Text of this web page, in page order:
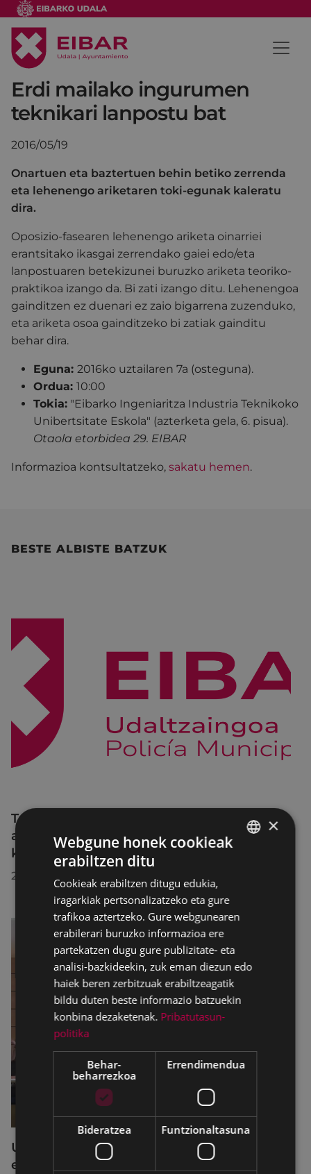
Erdi mailako ingurumen
teknikari lanpostu bat
2016/05/19
Onartuen eta baztertuen behin betiko zerrenda
eta lehenengo ariketaren toki-egunak kaleratu
dira.
Oposizio-fasearen lehenengo ariketa oinarriei
erantsitako ikasgai zerrendako gaiei edo/eta
lanpostuaren betekizunei buruzko ariketa teoriko-
praktikoa izango da. Bi zati izango ditu. Lehenengoa
gainditzen ez duenari ez zaio bigarrena zuzenduko,
eta ariketa osoa gainditzeko bi zatiak gainditu
behar dira.
Eguna: 2016ko uztailaren 7a (osteguna).
Ordua: 10:00
Tokia: "Eibarko Ingeniaritza Industria Teknikoko
Unibertsitate Eskola" (azterketa gela, 6. pisua).
Otaola etorbidea 29. EIBAR
Informazioa kontsultatzeko, sakatu hemen.
BESTE ALBISTE BATZUK
Trafiko-murrizketak Egogain kalean
abuztuaren 10etik abuztuaren 23ra,
konponketa-lanak direla-eta
2026/07/30
Udalbatzak 2026ko uztailaren 27an
egindako bilkuran hartutako erabakiak
×
Webgune honek cookieak
erabiltzen ditu
Cookieak erabiltzen ditugu edukia,
iragarkiak pertsonalizatzeko eta gure
trafikoa aztertzeko. Gure webgunearen
erabilerari buruzko informazioa ere
partekatzen dugu gure publizitate- eta
analisi-bazkideekin, zuk eman diezun edo
haiek beren zerbitzuak erabiltzeagatik
bildu duten beste informazio batzuekin
konbina dezaketenak. Pribatutasun-
politika
Behar-
beharrezkoa
Errendimendua
Bideratzea Funtzionaltasuna